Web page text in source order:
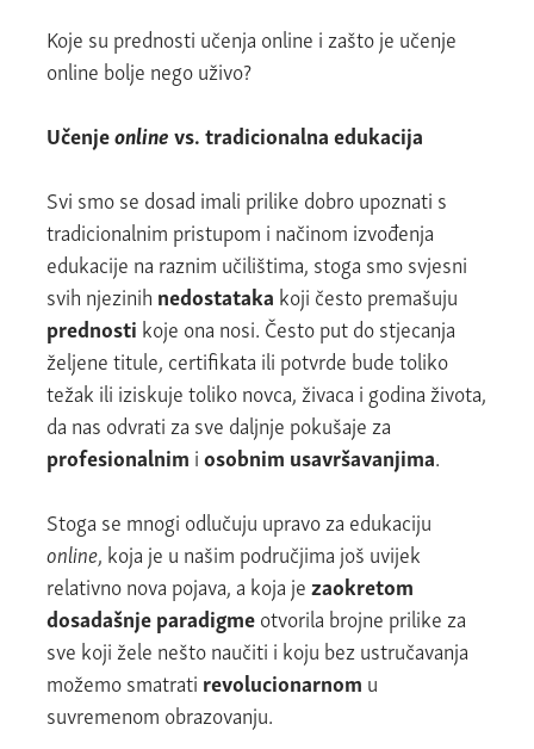
Koje su prednosti učenja online i zašto je učenje
online bolje nego uživo?
Učenjeonlinevs. tradicionalna edukacija
Svi smo se dosad imali prilike dobro upoznati s
tradicionalnim pristupom i načinom izvođenja
edukacije na raznim učilištima, stoga smo svjesni
svih njezinih nedostataka koji često premašuju
prednosti koje ona nosi. Često put do stjecanja
željene titule, certifikata ili potvrde bude toliko
težak ili iziskuje toliko novca, živaca i godina života,
da nas odvrati za sve daljnje pokušaje za
profesionalnim iosobnim usavršavanjima.
Stoga se mnogi odlučuju upravo za edukaciju
online, koja je u našim područjima još uvijek
relativno nova pojava, a koja jezaokretom
dosadašnje paradigmeotvorila brojne prilike za
sve koji žele nešto naučiti i koju bez ustručavanja
možemo smatrati revolucionarnom u
suvremenom obrazovanju.